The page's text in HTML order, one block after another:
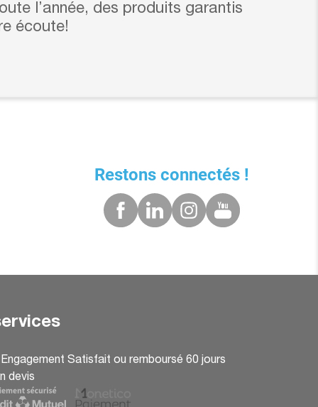
l’année, des produits garantis
écoute!
Restons connectés !
Engagement Satisfait ou remboursé 60 jours
devis